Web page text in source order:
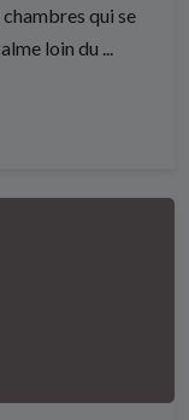
qui se
loin du ...